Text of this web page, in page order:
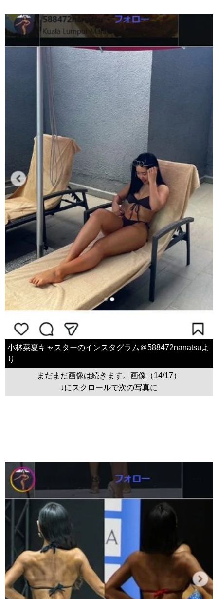
小林菜夏キャスターのインスタグラム＠588472nanatsuよ
り
まだまだ画像は続きます。画像（14/17）
↓にスクロールで次の写真に